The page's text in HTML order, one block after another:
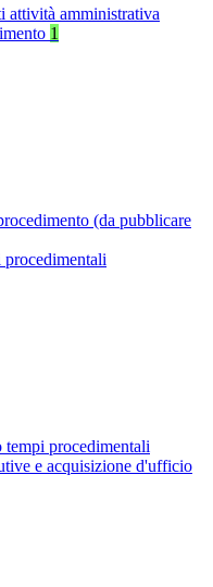
attività amministrativa
1
(da pubblicare
procedimentali
e acquisizione d'ufficio